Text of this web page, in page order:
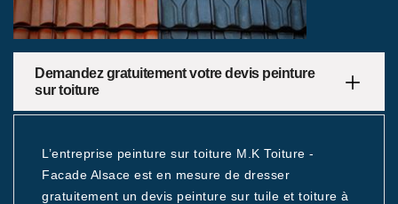
Demandez gratuitement votre devis peinture
sur toiture
L’entreprise peinture sur toiture M.K Toiture -
Facade Alsace est en mesure de dresser
gratuitement un devis peinture sur tuile et toiture à